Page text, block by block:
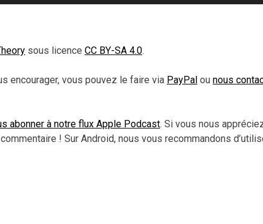
sous licence CC BY-SA 4.0.
encourager, vous pouvez le faire via PayPal ou nous
abonner à notre flux Apple Podcast. Si vous nous
! Sur Android, nous vous recommandons